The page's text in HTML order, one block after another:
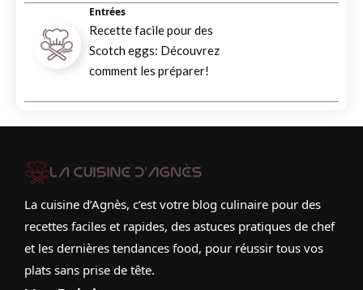
Entrées
Recette facile pour des
Scotch eggs: Découvrez
comment les préparer!
La cuisine d’Agnès, c’est votre blog culinaire pour des
recettes faciles et rapides, des astuces pratiques de chef
et les dernières tendances food, pour réussir tous vos
plats sans prise de tête.